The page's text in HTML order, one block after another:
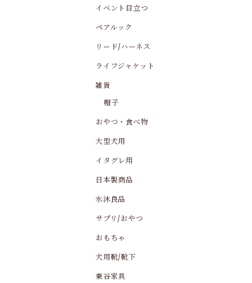
イベント目立つ
ペアルック
リード/ハーネス
ライフジャケット
雑貨
帽子
おやつ・食べ物
大型犬用
イタグレ用
日本製商品
水沐良品
サプリ/おやつ
おもちゃ
犬用靴/靴下
東谷家具